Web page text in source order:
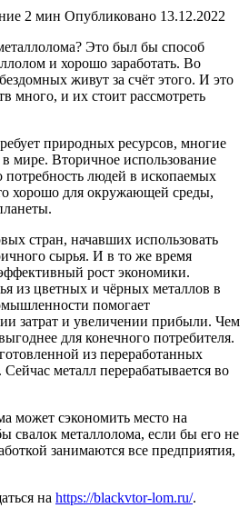
2 мин Опубликовано 13.12.2022
Это был бы способ
и хорошо заработать. Во
живут за счёт этого. И это
много, и их стоит рассмотреть
природных ресурсов, многие
мире. Вторичное использование
потребность людей в ископаемых
хорошо для окружающей среды,
стран, начавших использовать
сырья. И в то же время
рост экономики.
из цветных и чёрных металлов в
помогает
затрат и увеличении прибыли. Чем
для конечного потребителя.
из переработанных
Сейчас металл перерабатывается во
может сэкономить место на
свалок металлолома, если бы его не
занимаются все предприятия,
на https://blackvtor-lom.ru/.